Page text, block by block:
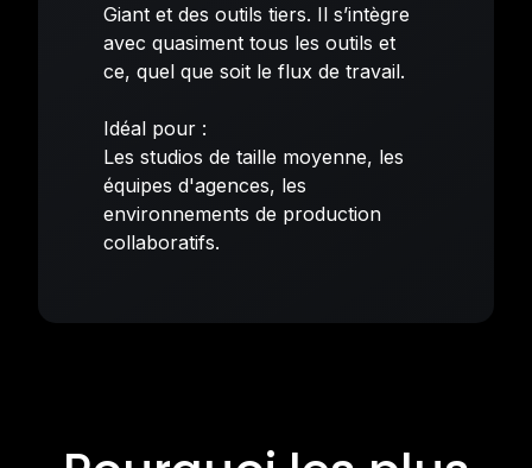
Giant et des outils tiers. Il s’intègre
avec quasiment tous les outils et
ce, quel que soit le flux de travail.
Idéal pour :
Les studios de taille moyenne, les
équipes d'agences, les
environnements de production
collaboratifs.